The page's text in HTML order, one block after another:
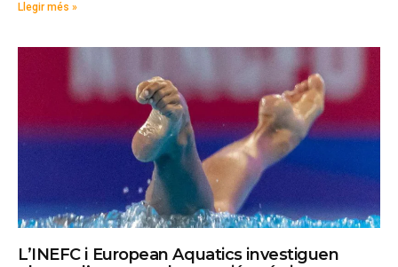
Llegir més »
L’INEFC i European Aquatics investiguen